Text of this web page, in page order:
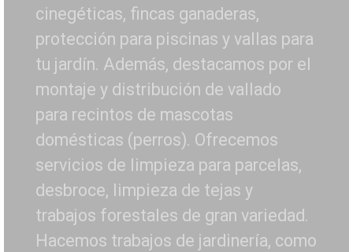
cinegéticas, fincas ganaderas,
protección para piscinas y vallas para
tu jardín. Además, destacamos por el
montaje y distribución de vallado
para recintos de mascotas
domésticas (perros). Ofrecemos
servicios de limpieza para parcelas,
desbroce, limpieza de tejas y
trabajos forestales de gran variedad.
Hacemos trabajos de jardinería, como